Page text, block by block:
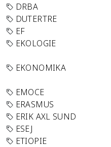
DRBA
DUTERTRE
EF
EKOLOGIE
EKONOMIKA
EMOCE
ERASMUS
ERIK AXL SUND
ESEJ
ETIOPIE